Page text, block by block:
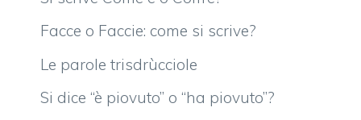
Facce o Faccie: come si scrive?
Le parole trisdrùcciole
Si dice “è piovuto” o “ha piovuto”?